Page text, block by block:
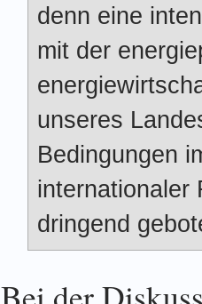
denn eine
mit der
unseres
Bedingungen
internationaler
dringend